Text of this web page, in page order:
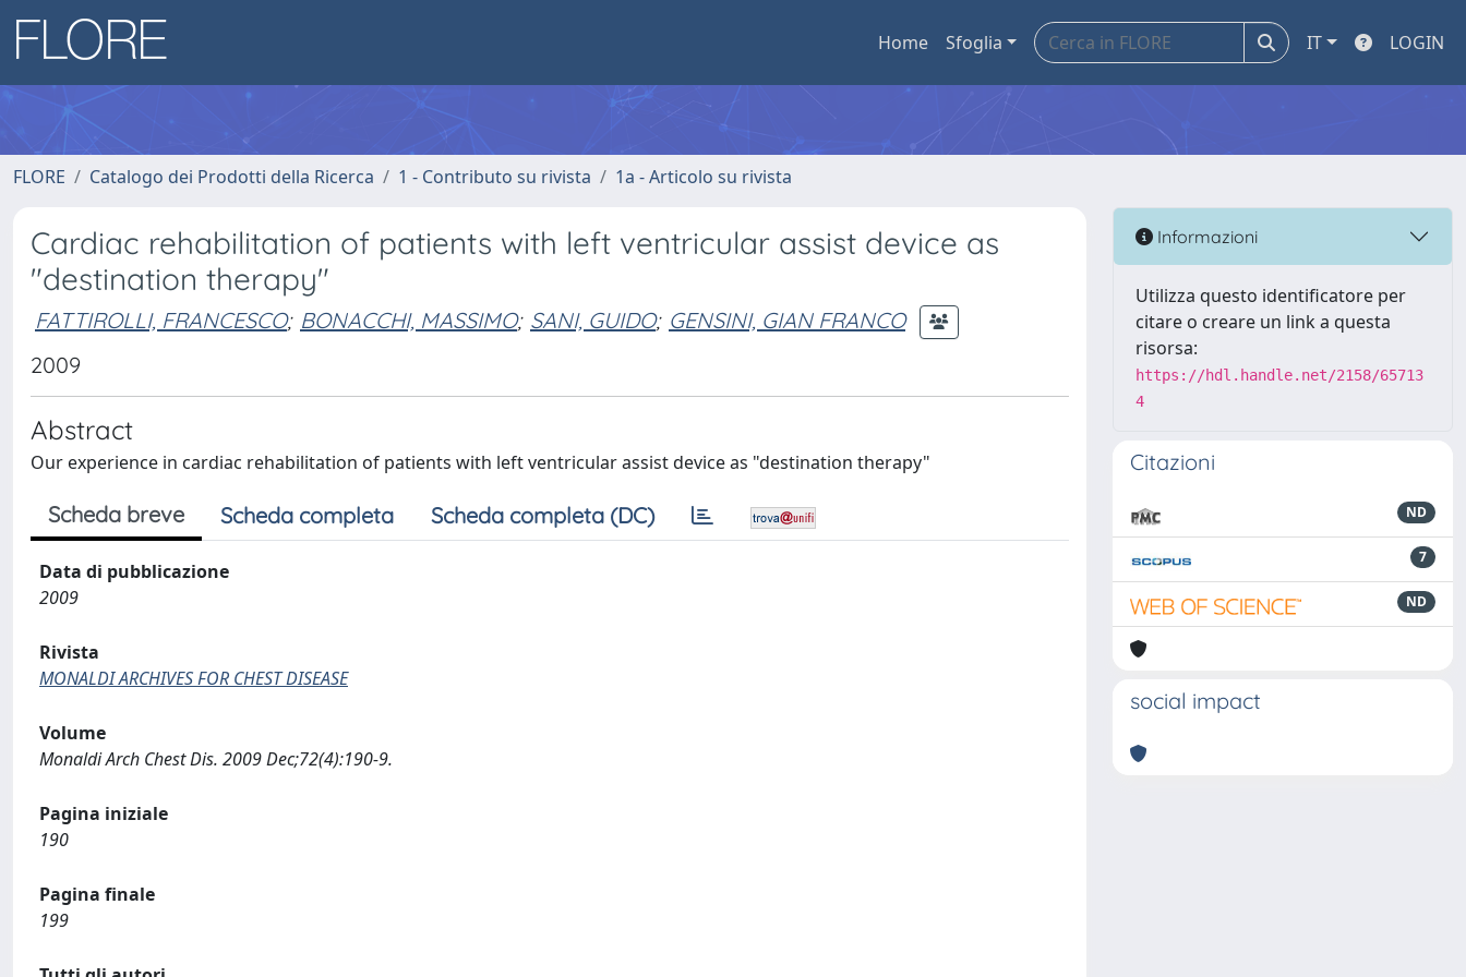
Home Sfoglia IT LOGIN
FLORE Catalogo dei Prodotti della Ricerca 1 - Contributo su rivista 1a - Articolo su rivista
Cardiac rehabilitation of patients with left ventricular assist device as
"destination therapy"
FATTIROLLI, FRANCESCO; BONACCHI, MASSIMO; SANI, GUIDO; GENSINI, GIAN FRANCO
2009
Abstract
Our experience in cardiac rehabilitation of patients with left ventricular assist device as "destination therapy"
Scheda breve Scheda completa Scheda completa (DC)
Data di pubblicazione
2009
Rivista
MONALDI ARCHIVES FOR CHEST DISEASE
Volume
Monaldi Arch Chest Dis. 2009 Dec;72(4):190-9.
Pagina iniziale
190
Pagina finale
199
Informazioni
Utilizza questo identificatore per
citare o creare un link a questa
risorsa:
https://hdl.handle.net/2158/65713
4
Citazioni
ND
7
ND
social impact